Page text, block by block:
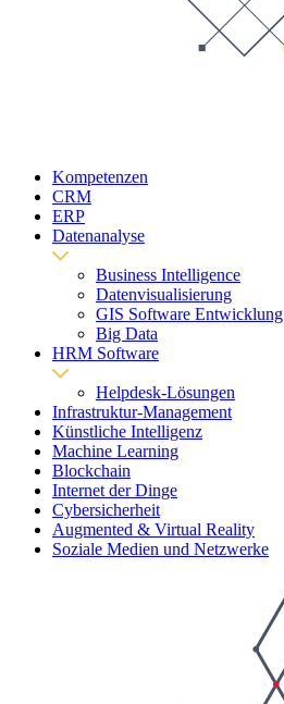
Kompetenzen
CRM
ERP
Datenanalyse
Business Intelligence
Datenvisualisierung
GIS Software Entwicklung
Big Data
HRM Software
Helpdesk-Lösungen
Infrastruktur-Management
Künstliche Intelligenz
Machine Learning
Blockchain
Internet der Dinge
Cybersicherheit
Augmented & Virtual Reality
Soziale Medien und Netzwerke